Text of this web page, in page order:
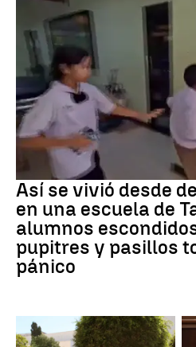
Así se vivió desde
en una escuela de
alumnos
pupitres y pasillos
pánico